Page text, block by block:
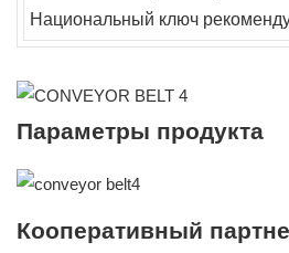
Национальный ключ
Параметры продукта
Кооперативный